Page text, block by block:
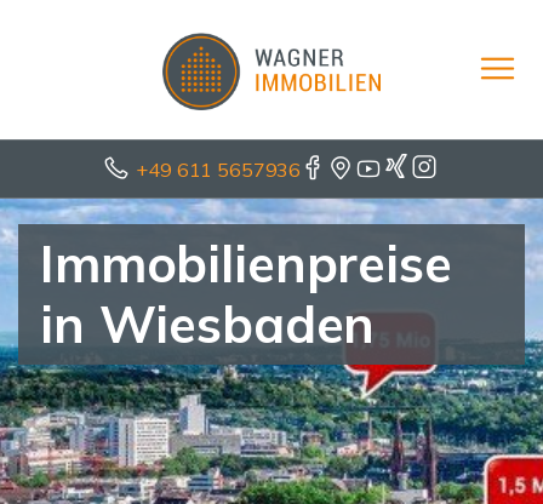
+49 611 5657936
Immobilienpreise
in Wiesbaden